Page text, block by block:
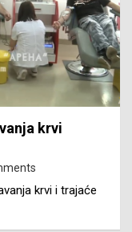
krvi
krvi i trajaće